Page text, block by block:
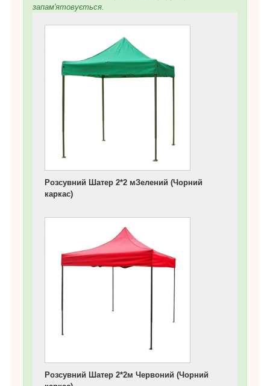
запам'ятовується.
Розсувний Шатер 2*2 мЗелений (Чорний
каркас)
Розсувний Шатер 2*2м Червоний (Чорний